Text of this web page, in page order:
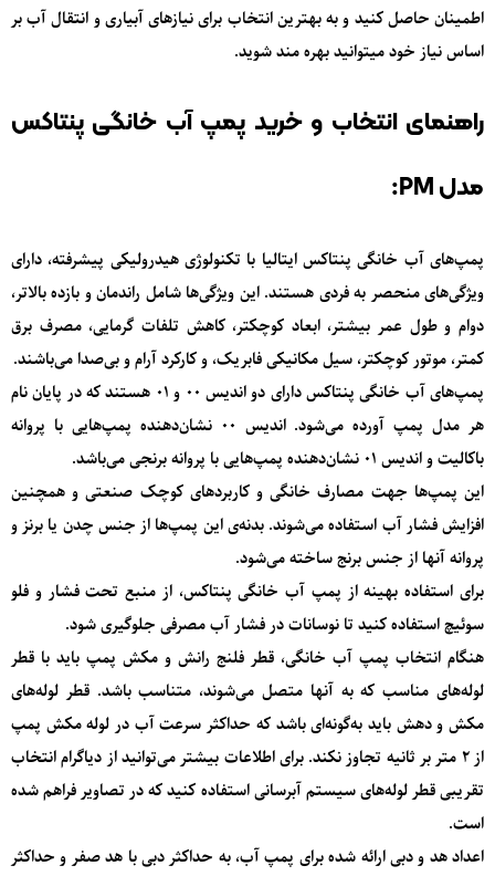
اطمینان حاصل کنید و به بهترین انتخاب برای نیازهای آبیاری و انتقال آب بر
اساس نیاز خود میتوانید بهره مند شوید.
راهنمای انتخاب و خرید پمپ آب خانگی پنتاکس
مدل
پمپ‌های آب خانگی پنتاکس ایتالیا با تکنولوژی هیدرولیکی پیشرفته، دارای
ویژگی‌های منحصر به فردی هستند. این ویژگی‌ها شامل راندمان و بازده بالاتر،
دوام و طول عمر بیشتر، ابعاد کوچکتر، کاهش تلفات گرمایی، مصرف برق
کمتر، موتور کوچکتر، سیل مکانیکی فابریک، و کارکرد آرام و بی‌صدا می‌باشند.
پمپ‌های آب خانگی پنتاکس دارای دو اندیس 00 و 01 هستند که در پایان نام
هر مدل پمپ آورده می‌شود. اندیس 00 نشان‌دهنده پمپ‌هایی با پروانه
باکالیت و اندیس 01 نشان‌دهنده پمپ‌هایی با پروانه برنجی می‌باشد.
این پمپ‌ها جهت مصارف خانگی و کاربردهای کوچک صنعتی و همچنین
افزایش فشار آب استفاده می‌شوند. بدنه‌ی این پمپ‌ها از جنس چدن یا برنز و
پروانه آنها از جنس برنج ساخته می‌شود.
برای استفاده بهینه از پمپ آب خانگی پنتاکس، از منبع تحت فشار و فلو
سوئیچ استفاده کنید تا نوسانات در فشار آب مصرفی جلوگیری شود.
هنگام انتخاب پمپ آب خانگی، قطر فلنج رانش و مکش پمپ باید با قطر
لوله‌های مناسب که به آنها متصل می‌شوند، متناسب باشد. قطر لوله‌های
مکش و دهش باید به‌گونه‌ای باشد که حداکثر سرعت آب در لوله مکش پمپ
از 2 متر بر ثانیه تجاوز نکند. برای اطلاعات بیشتر می‌توانید از دیاگرام انتخاب
تقریبی قطر لوله‌های سیستم آبرسانی استفاده کنید که در تصاویر فراهم شده
است.
اعداد هد و دبی ارائه شده برای پمپ آب، به حداکثر دبی با هد صفر و حداکثر